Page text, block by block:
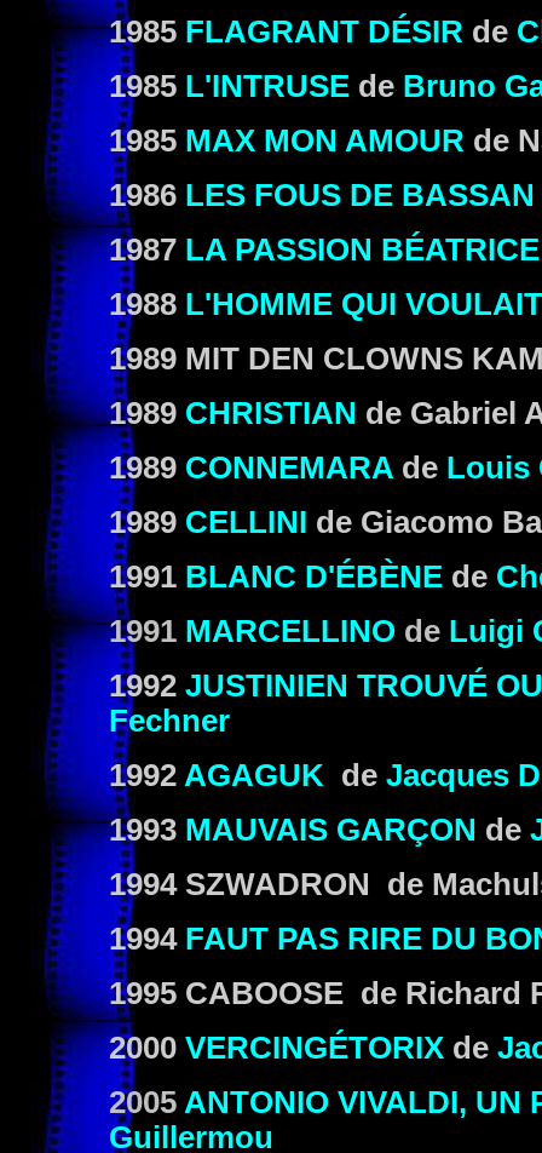
1985 FLAGRANT DÉSIR de
1985 L'INTRUSE de Bruno
1985 MAX MON AMOUR de
1986 LES FOUS DE BASSAN
1987 LA PASSION BÉATRICE
1988 L'HOMME QUI
1989 MIT DEN CLOWNS
1989 CHRISTIAN de Gabriel
1989 CONNEMARA de Louis
1989 CELLINI de Giacomo
1991 BLANC D'ÉBÈNE de
1991 MARCELLINO de Luigi
1992 JUSTINIEN TROUVÉ
Fechner
1992 AGAGUK de Jacques
1993 MAUVAIS GARÇON de
1994 SZWADRON de
1994 FAUT PAS RIRE DU
1995 CABOOSE de Richard
2000 VERCINGÉTORIX de
2005 ANTONIO VIVALDI, UN
Guillermou